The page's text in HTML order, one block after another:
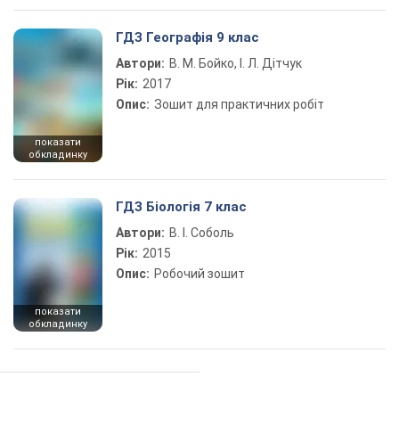
показати
обкладинку
ГДЗ Географія 9 клас
Автори: В. М. Бойко, І. Л. Дітчук
Рік: 2017
Опис: Зошит для практичних робіт
показати
обкладинку
ГДЗ Біологія 7 клас
Автори: В. І. Соболь
Рік: 2015
Опис: Робочий зошит